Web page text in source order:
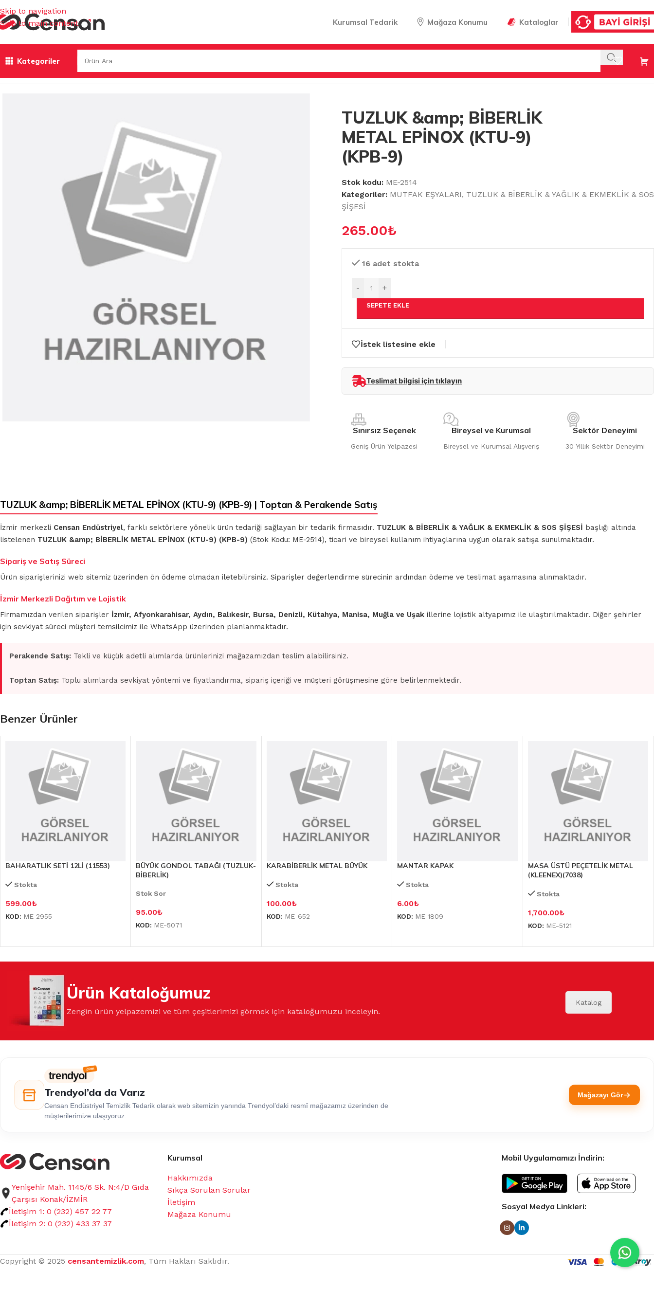
Skip to navigation
Skip to main content
Kurumsal Tedarik Mağaza Konumu Kataloglar
Kategoriler
MUHTELİF
TEMİZLİK
BEZLERİ
MİKROFİBER
OTO GRUBU
MUTFAK EŞYALARI/TUZLUK & BİBERLİK & YAĞLIK & EKMEKLİK & SOS ŞİŞESİ/TUZLUK &amp; BİBERLİK METAL EPİNOX (KTU-9) (KPB-9)
TUZLUK &amp; BİBERLİK
METAL EPİNOX (KTU-9)
(KPB-9)
Stok kodu: ME-2514
Kategoriler: MUTFAK EŞYALARI, TUZLUK & BİBERLİK & YAĞLIK & EKMEKLİK & SOS
ŞİŞESİ
265.00₺
16 adet stokta
- +
SEPETE EKLE
İstek listesine ekle
Teslimat bilgisi için tıklayın
Sınırsız Seçenek
Geniş Ürün Yelpazesi
Bireysel ve Kurumsal
Bireysel ve Kurumsal Alışveriş
Sektör Deneyimi
30 Yıllık Sektör Deneyimi
TUZLUK &amp; BİBERLİK METAL EPİNOX (KTU-9) (KPB-9) | Toptan & Perakende Satış
İzmir merkezli Censan Endüstriyel, farklı sektörlere yönelik ürün tedariği sağlayan bir tedarik firmasıdır. TUZLUK & BİBERLİK & YAĞLIK & EKMEKLİK & SOS ŞİŞESİ başlığı altında
listelenen TUZLUK &amp; BİBERLİK METAL EPİNOX (KTU-9) (KPB-9) (Stok Kodu: ME-2514), ticari ve bireysel kullanım ihtiyaçlarına uygun olarak satışa sunulmaktadır.
Sipariş ve Satış Süreci
Ürün siparişlerinizi web sitemiz üzerinden ön ödeme olmadan iletebilirsiniz. Siparişler değerlendirme sürecinin ardından ödeme ve teslimat aşamasına alınmaktadır.
İzmir Merkezli Dağıtım ve Lojistik
Firmamızdan verilen siparişler İzmir, Afyonkarahisar, Aydın, Balıkesir, Bursa, Denizli, Kütahya, Manisa, Muğla ve Uşak illerine lojistik altyapımız ile ulaştırılmaktadır. Diğer şehirler
için sevkiyat süreci müşteri temsilcimiz ile WhatsApp üzerinden planlanmaktadır.
Perakende Satış: Tekli ve küçük adetli alımlarda ürünlerinizi mağazamızdan teslim alabilirsiniz.
Toptan Satış: Toplu alımlarda sevkiyat yöntemi ve fiyatlandırma, sipariş içeriği ve müşteri görüşmesine göre belirlenmektedir.
Benzer Ürünler
BAHARATLIK SETİ 12Lİ (11553)
Stokta
599.00₺
KOD: ME-2955
BÜYÜK GONDOL TABAĞI (TUZLUK-
BİBERLİK)
Stok Sor
95.00₺
KOD: ME-5071
KARABİBERLİK METAL BÜYÜK
Stokta
100.00₺
KOD: ME-652
MANTAR KAPAK
Stokta
6.00₺
KOD: ME-1809
MASA ÜSTÜ PEÇETELİK METAL
(KLEENEX)(7038)
Stokta
1,700.00₺
KOD: ME-5121
Ürün Kataloğumuz
Zengin ürün yelpazemizi ve tüm çeşitlerimizi görmek için kataloğumuzu inceleyin.
Katalog
trendyol
Trendyol’da da Varız
Censan Endüstriyel Temizlik Tedarik olarak web sitemizin yanında Trendyol’daki resmî mağazamız üzerinden de
müşterilerimize ulaşıyoruz.
Mağazayı Gör
Yenişehir Mah. 1145/6 Sk. N:4/D Gıda
Çarşısı Konak/İZMİR
İletişim 1: 0 (232) 457 22 77
İletişim 2: 0 (232) 433 37 37
Kurumsal
Hakkımızda
Sıkça Sorulan Sorular
İletişim
Mağaza Konumu
Mobil Uygulamamızı İndirin:
Sosyal Medya Linkleri:
Copyright © 2025 censantemizlik.com, Tüm Hakları Saklıdır.